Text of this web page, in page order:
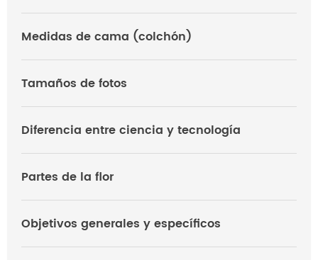
Medidas de cama (colchón)
Tamaños de fotos
Diferencia entre ciencia y tecnología
Partes de la flor
Objetivos generales y específicos